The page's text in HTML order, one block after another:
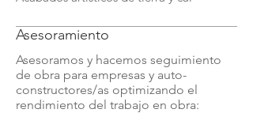
Asesoramiento
Asesoramos y hacemos seguimiento
de obra para empresas y auto-
constructores/as optimizando el
rendimiento del trabajo en obra: